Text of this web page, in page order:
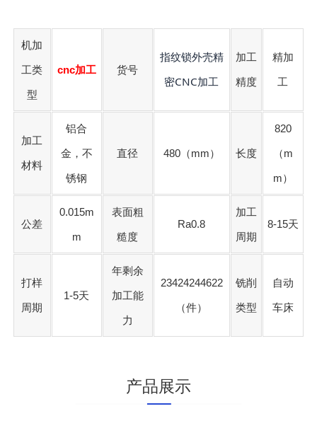
机加
工类
型
cnc加工 货号
指纹锁外壳精
密CNC加工
加工
精度
精加
工
加工
材料
铝合
金，不
锈钢
直径 480（mm） 长度
820
（m
m）
公差
0.015m
m
表面粗
糙度
Ra0.8
加工
周期
8-15天
打样
周期
1-5天
年剩余
加工能
力
23424244622
（件）
铣削
类型
自动
车床
产品展示